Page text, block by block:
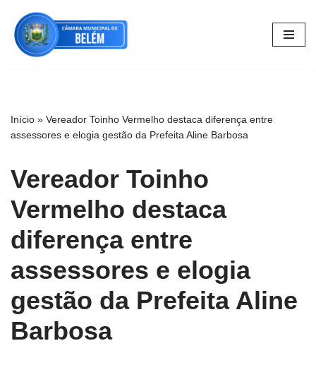
Pular
para
Início » Vereador Toinho Vermelho destaca diferença entre
assessores e elogia gestão da Prefeita Aline Barbosa
Vereador Toinho
Vermelho destaca
diferença entre
assessores e elogia
gestão da Prefeita Aline
Barbosa